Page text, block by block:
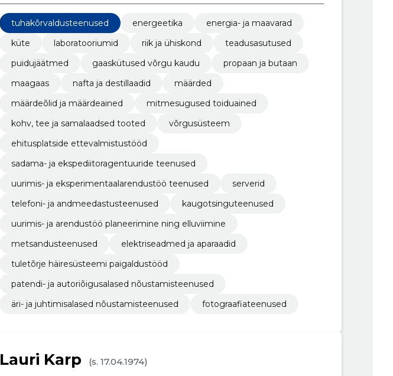
tuhakõrvaldusteenused energeetika
energia- ja maavarad
küte
laboratooriumid riik ja ühiskond
teadusasutused
puidujäätmed
gaaskütused võrgu kaudu
propaan ja butaan
maagaas
nafta ja destillaadid
määrded
määrdeõlid ja määrdeained
mitmesugused toiduained
kohv, tee ja samalaadsed tooted
võrgusüsteem
ehitusplatside ettevalmistustööd
sadama- ja ekspediitoragentuuride teenused
uurimis- ja eksperimentaalarendustöö teenused
serverid
telefoni- ja andmeedastusteenused
kaugotsinguteenused
uurimis- ja arendustöö planeerimine ning elluviimine
metsandusteenused
elektriseadmed ja aparaadid
tuletõrje häiresüsteemi paigaldustööd
patendi- ja autoriõigusalased nõustamisteenused
äri- ja juhtimisalased nõustamisteenused
fotograafiateenused
Lauri Karp
(s. 17.04.1974)